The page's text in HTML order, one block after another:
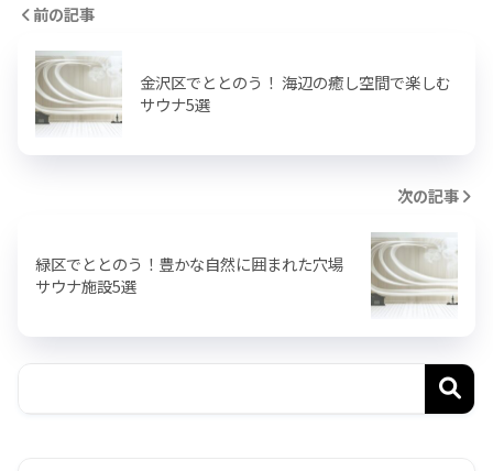
前の記事
金沢区でととのう！ 海辺の癒し空間で楽しむ
サウナ5選
次の記事
緑区でととのう！豊かな自然に囲まれた穴場
サウナ施設5選